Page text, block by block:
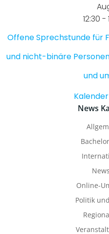
12:30 -
Offene Sprechstunde für
und nicht-binäre
und
News
News
Online-
Politik